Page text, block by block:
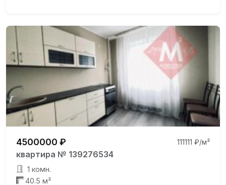
4500000 ₽ 111111 ₽/м²
квартира № 139276534
1 комн.
40.5 м²